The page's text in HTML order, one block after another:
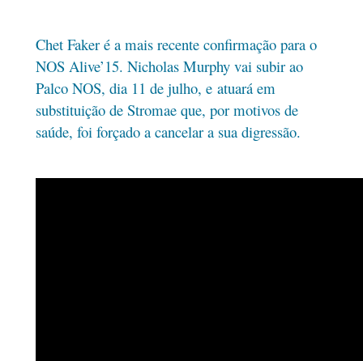
Chet Faker é a mais recente confirmação para o
NOS Alive’15. Nicholas Murphy vai subir ao
Palco NOS, dia 11 de julho, e atuará em
substituição de Stromae que, por motivos de
saúde, foi forçado a cancelar a sua digressão.